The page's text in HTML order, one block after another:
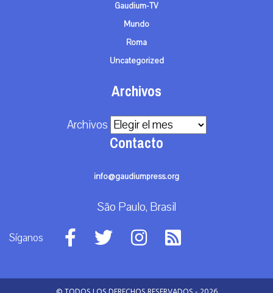
Gaudium-TV
Mundo
Roma
Uncategorized
Archivos
Archivos
Contacto
info@gaudiumpress.org
São Paulo, Brasil
Síganos